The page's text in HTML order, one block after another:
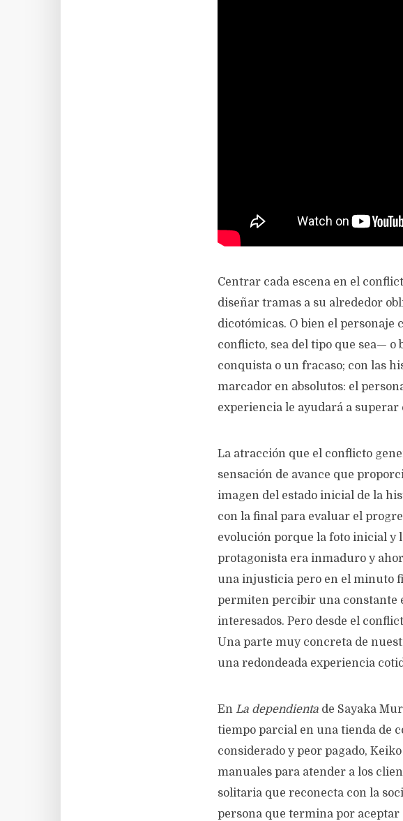
Centrar cada escena en el
diseñar tramas a su alrededor
dicotómicas. O bien el
conflicto, sea del tipo que sea—
conquista o un fracaso; con las
marcador en absolutos: el
experiencia le ayudará a
La atracción que el conflicto
sensación de avance que
imagen del estado inicial de la
con la final para evaluar el
evolución porque la foto inicial y
protagonista era inmaduro y
una injusticia pero en el minuto
permiten percibir una
interesados. Pero desde el
Una parte muy concreta de
una redondeada experiencia
En La dependienta de Sayaka
tiempo parcial en una tienda de
considerado y peor pagado,
manuales para atender a los
solitaria que reconecta con la
persona que termina por